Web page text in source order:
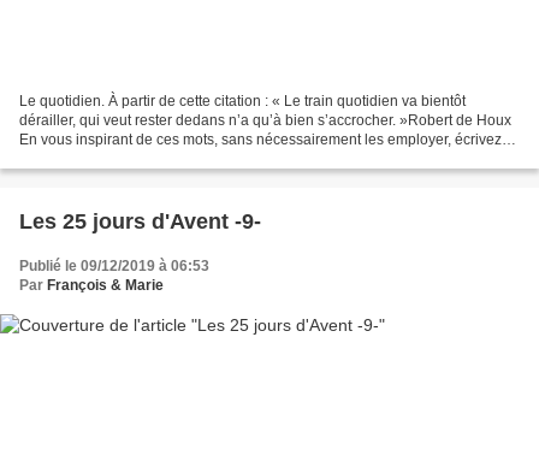
Le quotidien. À partir de cette citation : « Le train quotidien va bientôt
dérailler, qui veut rester dedans n’a qu’à bien s’accrocher. »Robert de Houx
En vous inspirant de ces mots, sans nécessairement les employer, écrivez
Les 25 jours d'Avent -9-
Publié le 09/12/2019 à 06:53
Par François & Marie